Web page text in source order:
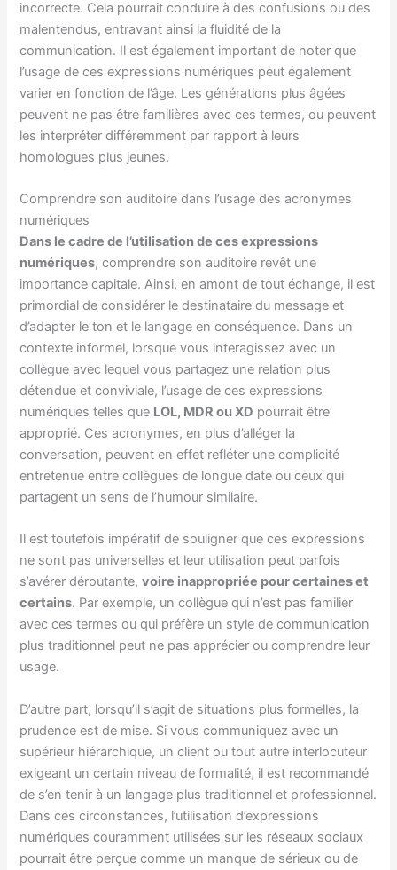
incorrecte. Cela pourrait conduire à des confusions ou des
malentendus, entravant ainsi la fluidité de la
communication. Il est également important de noter que
l’usage de ces expressions numériques peut également
varier en fonction de l’âge. Les générations plus âgées
peuvent ne pas être familières avec ces termes, ou peuvent
les interpréter différemment par rapport à leurs
homologues plus jeunes.
Comprendre son auditoire dans l’usage des acronymes
numériques
Dans le cadre de l’utilisation de ces expressions
numériques, comprendre son auditoire revêt une
importance capitale. Ainsi, en amont de tout échange, il est
primordial de considérer le destinataire du message et
d’adapter le ton et le langage en conséquence. Dans un
contexte informel, lorsque vous interagissez avec un
collègue avec lequel vous partagez une relation plus
détendue et conviviale, l’usage de ces expressions
numériques telles que LOL, MDR ou XD pourrait être
approprié. Ces acronymes, en plus d’alléger la
conversation, peuvent en effet refléter une complicité
entretenue entre collègues de longue date ou ceux qui
partagent un sens de l’humour similaire.
Il est toutefois impératif de souligner que ces expressions
ne sont pas universelles et leur utilisation peut parfois
s’avérer déroutante,voire inappropriée pour certaines et
certains. Par exemple, un collègue qui n’est pas familier
avec ces termes ou qui préfère un style de communication
plus traditionnel peut ne pas apprécier ou comprendre leur
usage.
D’autre part, lorsqu’il s’agit de situations plus formelles, la
prudence est de mise. Si vous communiquez avec un
supérieur hiérarchique, un client ou tout autre interlocuteur
exigeant un certain niveau de formalité, il est recommandé
de s’en tenir à un langage plus traditionnel et professionnel.
Dans ces circonstances, l’utilisation d’expressions
numériques couramment utilisées sur les réseaux sociaux
pourrait être perçue comme un manque de sérieux ou de